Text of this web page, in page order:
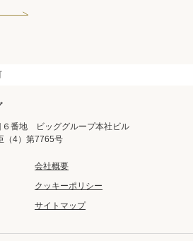
６番地 ビッググループ本社ビル
（4）第7765号
会社概要
クッキーポリシー
サイトマップ